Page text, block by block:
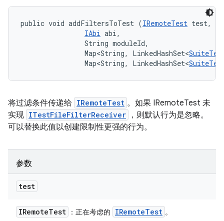
public void addFiltersToTest (IRemoteTest test,
IAbi abi,
                String moduleId,
                Map<String, LinkedHashSet<
                Map<String, LinkedHashSet<
将过滤条件传递给 IRemoteTest 。如果 IRemoteTest 未
实现 ITestFileFilterReceiver
，则默认行为是忽略。
可以替换此值以创建限制性更强的行为。
参数
test
IRemoteTest ：正在考虑的 IRemoteTest 。